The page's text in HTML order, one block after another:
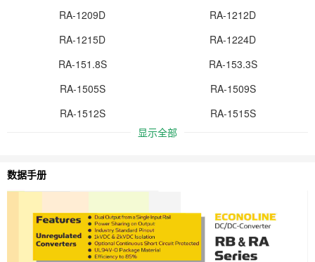
RA-1209D
RA-1212D
RA-1215D
RA-1224D
RA-151.8S
RA-153.3S
RA-1505S
RA-1509S
RA-1512S
RA-1515S
显示全部
数据手册